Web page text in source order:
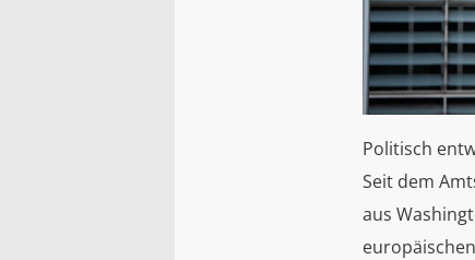
Politisch
Seit dem
aus